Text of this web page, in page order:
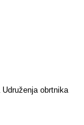
obrtnika